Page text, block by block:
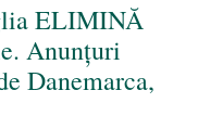
ELIMINĂ
Anunțuri
Danemarca,